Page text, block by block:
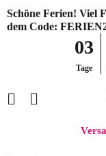
Schöne Ferien! Viel
dem Code:
03
Tage